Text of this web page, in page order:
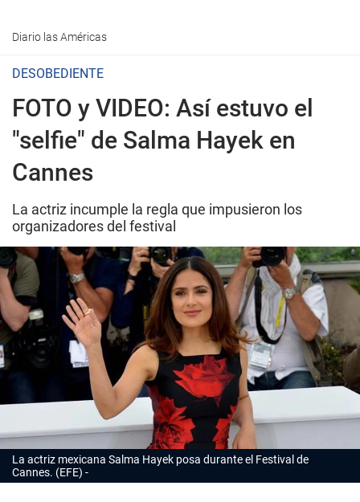
Diario las Américas
DESOBEDIENTE
FOTO y VIDEO: Así estuvo el
"selfie" de Salma Hayek en
Cannes
La actriz incumple la regla que impusieron los
organizadores del festival
La actriz mexicana Salma Hayek posa durante el Festival de
Cannes. (EFE)